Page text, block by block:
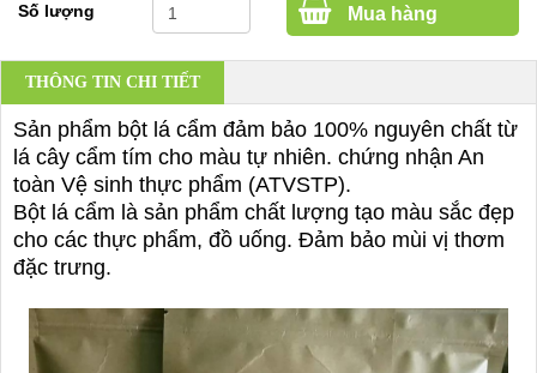
Số lượng Mua hàng
THÔNG TIN CHI TIẾT
Sản phẩm bột lá cẩm đảm bảo 100% nguyên chất từ
lá cây cẩm tím cho màu tự nhiên. chứng nhận An
toàn Vệ sinh thực phẩm (ATVSTP).
Bột lá cẩm là sản phẩm chất lượng tạo màu sắc đẹp
cho các thực phẩm, đồ uống. Đảm bảo mùi vị thơm
đặc trưng.